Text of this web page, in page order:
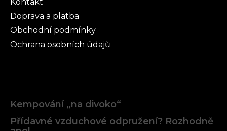
Doprava a platba
Obchodní podmínky
Ochrana osobních údajů
Kempování „na divoko“
Přídavné vzduchové odpružení? Rozhodně